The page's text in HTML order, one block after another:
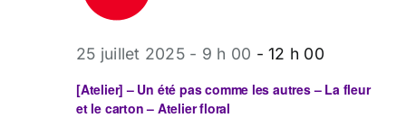
[Atelier] – Un été pas comme les autres – La fleur
et le carton – Atelier floral
25 juillet 2025 - 9 h 00 -12 h 00